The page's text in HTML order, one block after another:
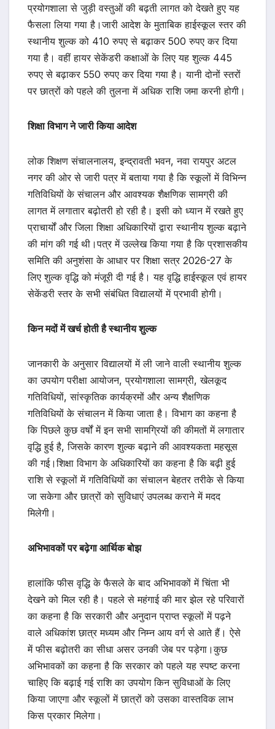
प्रयोगशाला से जुड़ी वस्तुओं की बढ़ती लागत को देखते हुए यह
फैसला लिया गया है।जारी आदेश के मुताबिक हाईस्कूल स्तर की
स्थानीय शुल्क को 410 रुपए से बढ़ाकर 500 रुपए कर दिया
गया है। वहीं हायर सेकेंडरी कक्षाओं के लिए यह शुल्क 445
रुपए से बढ़ाकर 550 रुपए कर दिया गया है। यानी दोनों स्तरों
पर छात्रों को पहले की तुलना में अधिक राशि जमा करनी होगी।
शिक्षा विभाग ने जारी किया आदेश
लोक शिक्षण संचालनालय, इन्द्रावती भवन, नवा रायपुर अटल
नगर की ओर से जारी पत्र में बताया गया है कि स्कूलों में विभिन्न
गतिविधियों के संचालन और आवश्यक शैक्षणिक सामग्री की
लागत में लगातार बढ़ोतरी हो रही है। इसी को ध्यान में रखते हुए
प्राचार्यों और जिला शिक्षा अधिकारियों द्वारा स्थानीय शुल्क बढ़ाने
की मांग की गई थी।पत्र में उल्लेख किया गया है कि प्रशासकीय
समिति की अनुशंसा के आधार पर शिक्षा सत्र 2026-27 के
लिए शुल्क वृद्धि को मंजूरी दी गई है। यह वृद्धि हाईस्कूल एवं हायर
सेकेंडरी स्तर के सभी संबंधित विद्यालयों में प्रभावी होगी।
किन मदों में खर्च होती है स्थानीय शुल्क
जानकारी के अनुसार विद्यालयों में ली जाने वाली स्थानीय शुल्क
का उपयोग परीक्षा आयोजन, प्रयोगशाला सामग्री, खेलकूद
गतिविधियों, सांस्कृतिक कार्यक्रमों और अन्य शैक्षणिक
गतिविधियों के संचालन में किया जाता है। विभाग का कहना है
कि पिछले कुछ वर्षों में इन सभी सामग्रियों की कीमतों में लगातार
वृद्धि हुई है, जिसके कारण शुल्क बढ़ाने की आवश्यकता महसूस
की गई।शिक्षा विभाग के अधिकारियों का कहना है कि बढ़ी हुई
राशि से स्कूलों में गतिविधियों का संचालन बेहतर तरीके से किया
जा सकेगा और छात्रों को सुविधाएं उपलब्ध कराने में मदद
मिलेगी।
अभिभावकों पर बढ़ेगा आर्थिक बोझ
हालांकि फीस वृद्धि के फैसले के बाद अभिभावकों में चिंता भी
देखने को मिल रही है। पहले से महंगाई की मार झेल रहे परिवारों
का कहना है कि सरकारी और अनुदान प्राप्त स्कूलों में पढ़ने
वाले अधिकांश छात्र मध्यम और निम्न आय वर्ग से आते हैं। ऐसे
में फीस बढ़ोतरी का सीधा असर उनकी जेब पर पड़ेगा।कुछ
अभिभावकों का कहना है कि सरकार को पहले यह स्पष्ट करना
चाहिए कि बढ़ाई गई राशि का उपयोग किन सुविधाओं के लिए
किया जाएगा और स्कूलों में छात्रों को उसका वास्तविक लाभ
किस प्रकार मिलेगा।